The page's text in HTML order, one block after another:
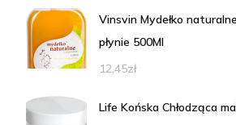
Vinsvin Mydełko
płynie 500Ml
12,45zł
Life Końska Chłodząca